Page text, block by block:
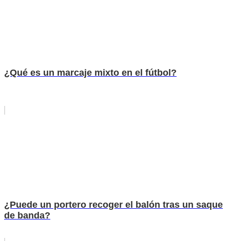
¿Qué es un marcaje mixto en el fútbol?
¿Puede un portero recoger el balón tras un saque
de banda?